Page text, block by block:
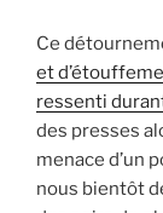
Ce
et
ressenti
des presses
menace d’un
nous bientôt